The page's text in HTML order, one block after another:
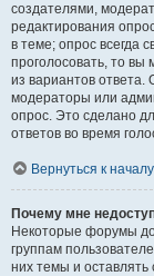
создателями,
редактирования
в теме; опрос всегда
проголосовать, то вы
из вариантов ответа.
модераторы или
опрос. Это сделано
ответов во время
Вернуться к началу
Почему мне
Некоторые форумы
группам
них темы и